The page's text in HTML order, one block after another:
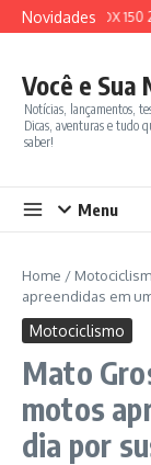
Ir para o conteúdo
NovidadesSYM ADX 150
Você e Sua
Notícias, lançamentos,
Dicas, aventuras e tudo
saber!
Menu
Home /
apreendidas em
Motociclismo
Mato
motos
dia por